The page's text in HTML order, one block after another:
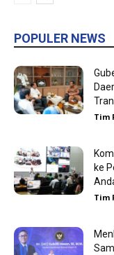
POPULER NEWS
Tim
ke
Tim